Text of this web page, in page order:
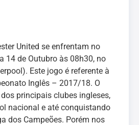
United se enfrentam no
14 de Outubro às 08h30, no
Este jogo é referente à
Inglês – 2017/18. O
principais clubes ingleses,
nacional e até conquistando
dos Campeões. Porém nos